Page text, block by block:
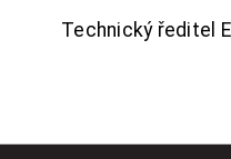
Technický ředitel